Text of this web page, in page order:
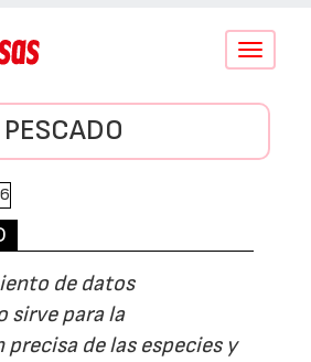
Conmutar
PESCADO
de datos
sirve para la
de las especies y